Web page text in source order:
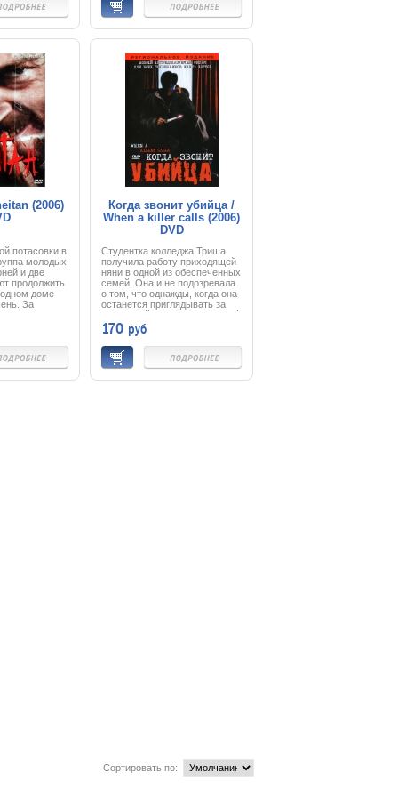
фермера,
сын — его,
в «детскую
войны.
численный перевес персов,
спартанцы оборонялись, пока
все не погибли, проявив этим
мужество и отвагу. Их
вдохновили всю Грецию на
объединение против
непобедимого врага,
переломив ход Греко-
персидских войн.
(2006)
потасовки в
молодых
и две
продолжить
доме
За
Жозеф,
из
на место,
Когда звонит убийца /
When a killer calls (2006)
DVD
Студентка колледжа Триша
получила работу приходящей
няни в одной из обеспеченных
семей. Она и не подозревала
о том, что однажды, когда она
останется приглядывать за
маленькой Молли, ее сотовый
превратится в «личный
дневник» маньяка с
фотографиями последних
минут жизни его жертв, на
которых молодая няня с
ужасом узнает родителей
170 руб
Сортировать по: